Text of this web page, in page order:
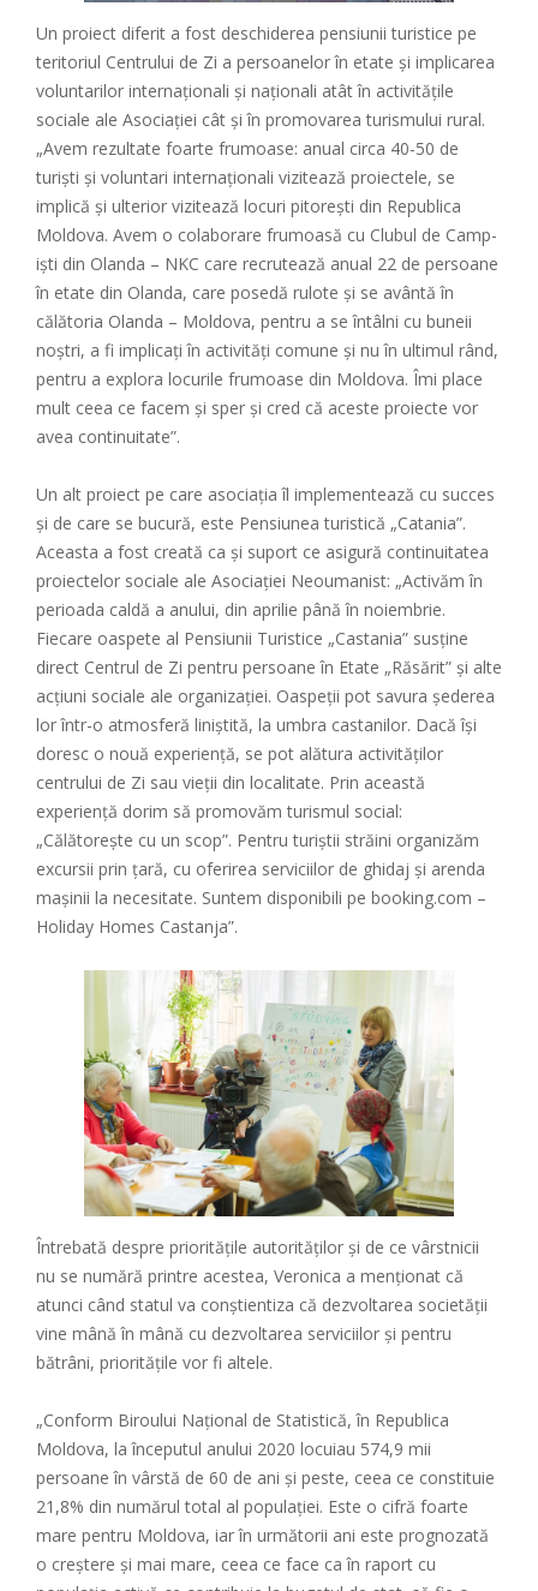
Un proiect diferit a fost deschiderea pensiunii turistice pe
teritoriul Centrului de Zi a persoanelor în etate și implicarea
voluntarilor internaționali și naționali atât în activitățile
sociale ale Asociației cât și în promovarea turismului rural.
„Avem rezultate foarte frumoase: anual circa 40-50 de
turiști și voluntari internaționali vizitează proiectele, se
implică și ulterior vizitează locuri pitorești din Republica
Moldova. Avem o colaborare frumoasă cu Clubul de Camp-
iști din Olanda – NKC care recrutează anual 22 de persoane
în etate din Olanda, care posedă rulote și se avântă în
călătoria Olanda – Moldova, pentru a se întâlni cu buneii
noștri, a fi implicați în activități comune și nu în ultimul rând,
pentru a explora locurile frumoase din Moldova. Îmi place
mult ceea ce facem și sper și cred că aceste proiecte vor
avea continuitate”.
Un alt proiect pe care asociația îl implementează cu succes
și de care se bucură, este Pensiunea turistică „Catania”.
Aceasta a fost creată ca și suport ce asigură continuitatea
proiectelor sociale ale Asociației Neoumanist: „Activăm în
perioada caldă a anului, din aprilie până în noiembrie.
Fiecare oaspete al Pensiunii Turistice „Castania” susține
direct Centrul de Zi pentru persoane în Etate „Răsărit” și alte
acțiuni sociale ale organizației. Oaspeții pot savura șederea
lor într-o atmosferă liniștită, la umbra castanilor. Dacă își
doresc o nouă experiență, se pot alătura activităților
centrului de Zi sau vieții din localitate. Prin această
experiență dorim să promovăm turismul social:
„Călătorește cu un scop”. Pentru turiștii străini organizăm
excursii prin țară, cu oferirea serviciilor de ghidaj și arenda
mașinii la necesitate. Suntem disponibili pe booking.com –
Holiday Homes Castanja”.
Întrebată despre prioritățile autorităților și de ce vârstnicii
nu se numără printre acestea, Veronica a menționat că
atunci când statul va conștientiza că dezvoltarea societății
vine mână în mână cu dezvoltarea serviciilor și pentru
bătrâni, prioritățile vor fi altele.
„Conform Biroului Național de Statistică, în Republica
Moldova, la începutul anului 2020 locuiau 574,9 mii
persoane în vârstă de 60 de ani și peste, ceea ce constituie
21,8% din numărul total al populației. Este o cifră foarte
mare pentru Moldova, iar în următorii ani este prognozată
o creștere și mai mare, ceea ce face ca în raport cu